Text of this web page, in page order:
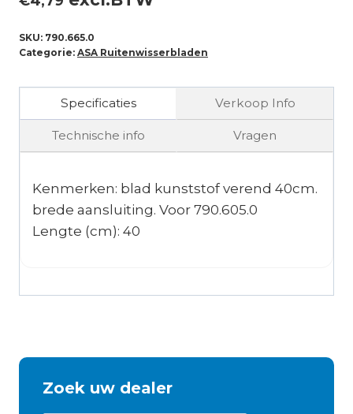
SKU: 790.665.0
Categorie: ASA Ruitenwisserbladen
Specificaties Verkoop Info
Technische info Vragen
Kenmerken: blad kunststof verend 40cm.
brede aansluiting. Voor 790.605.0
Lengte (cm): 40
Zoek uw dealer